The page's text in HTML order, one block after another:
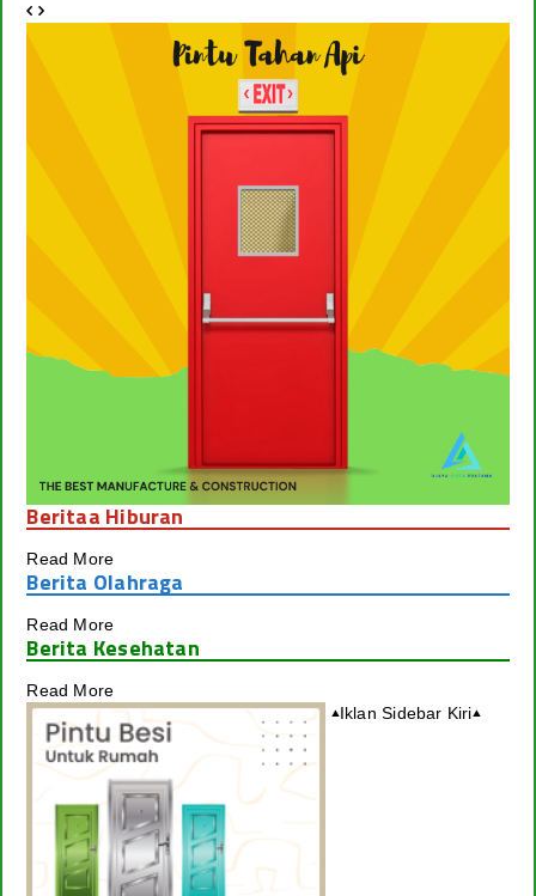
 
Beritaa Hiburan
Read More
Berita Olahraga
Read More
Berita Kesehatan
Read More
▴Iklan Sidebar Kiri▴